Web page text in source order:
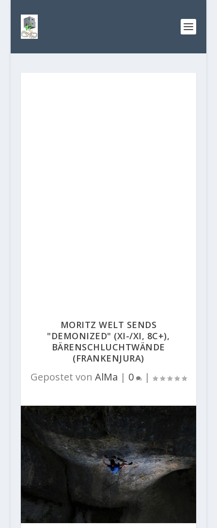
MORITZ WELT SENDS
"DEMONIZED" (XI-/XI, 8C+),
BÄRENSCHLUCHTWÄNDE
(FRANKENJURA)
Gepostet von AlMa | 0 |